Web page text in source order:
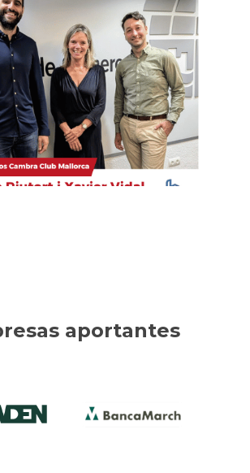
Habítium
líder en decoración, reformas y mobiliario
Ha sabido innovar en un sector tradicional,
consolidando un crecimiento sostenible.
Ver la entrevista
aportantes